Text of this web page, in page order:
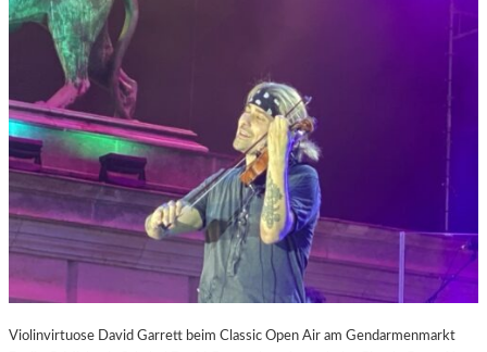
Violinvirtuose David Garrett beim Classic Open Air am Gendarmenmarkt